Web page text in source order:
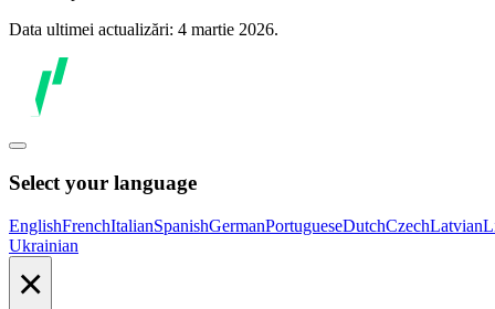
Data ultimei actualizări: 4 martie 2026.
Select your language
EnglishFrenchItalianSpanishGermanPortugueseDutchCzechLatvian
Ukrainian
×